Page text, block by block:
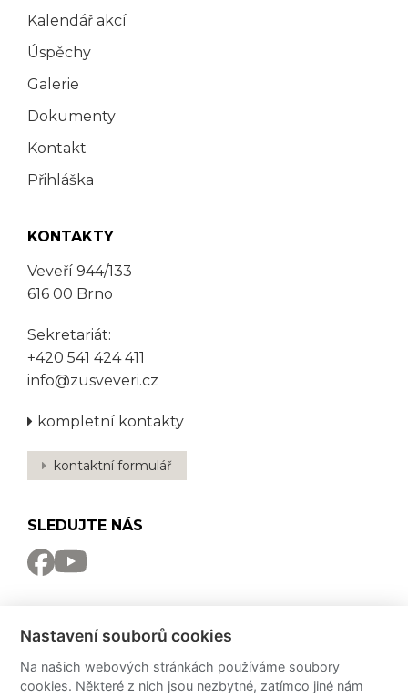
Kalendář akcí
Úspěchy
Galerie
Dokumenty
Kontakt
Přihláška
KONTAKTY
Veveří 944/133
616 00 Brno
Sekretariát:
+420 541 424 411
info@zusveveri.cz
kompletní kontakty
kontaktní formulář
SLEDUJTE NÁS
Nastavení souborů cookies
Na našich webových stránkách používáme soubory
cookies. Některé z nich jsou nezbytné, zatímco jiné nám